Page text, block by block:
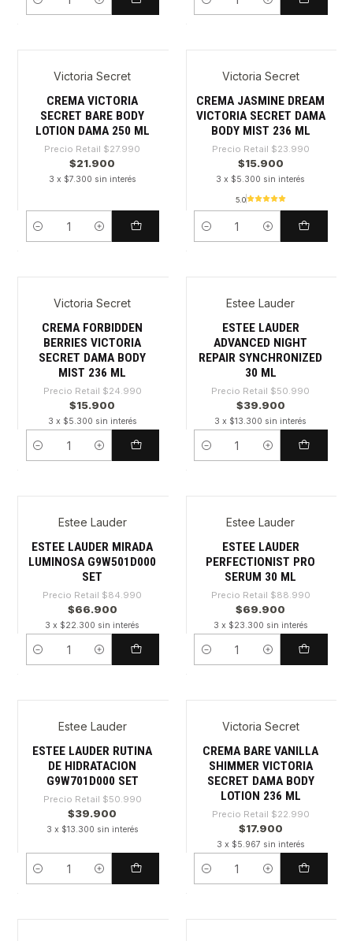
Cantidad Cantidad
-21%Victoria Secret
CREMA VICTORIA
SECRET BARE BODY
LOTION DAMA 250 ML
Precio Retail $27.990
$21.900
3 x $7.300 sin interés
Cantidad
-33%Victoria Secret
CREMA JASMINE DREAM
VICTORIA SECRET DAMA
BODY MIST 236 ML
Precio Retail $23.990
$15.900
3 x $5.300 sin interés
5.0
Cantidad
-36%Victoria Secret
CREMA FORBIDDEN
BERRIES VICTORIA
SECRET DAMA BODY
MIST 236 ML
Precio Retail $24.990
$15.900
3 x $5.300 sin interés
Cantidad
-21%Estee Lauder
ESTEE LAUDER
ADVANCED NIGHT
REPAIR SYNCHRONIZED
30 ML
Precio Retail $50.990
$39.900
3 x $13.300 sin interés
Cantidad
-21%Estee Lauder
ESTEE LAUDER MIRADA
LUMINOSA G9W501D000
SET
Precio Retail $84.990
$66.900
3 x $22.300 sin interés
Cantidad
-21%Estee Lauder
ESTEE LAUDER
PERFECTIONIST PRO
SERUM 30 ML
Precio Retail $88.990
$69.900
3 x $23.300 sin interés
Cantidad
-21%Estee Lauder
ESTEE LAUDER RUTINA
DE HIDRATACION
G9W701D000 SET
Precio Retail $50.990
$39.900
3 x $13.300 sin interés
Cantidad
-22%Victoria Secret
CREMA BARE VANILLA
SHIMMER VICTORIA
SECRET DAMA BODY
LOTION 236 ML
Precio Retail $22.990
$17.900
3 x $5.967 sin interés
Cantidad